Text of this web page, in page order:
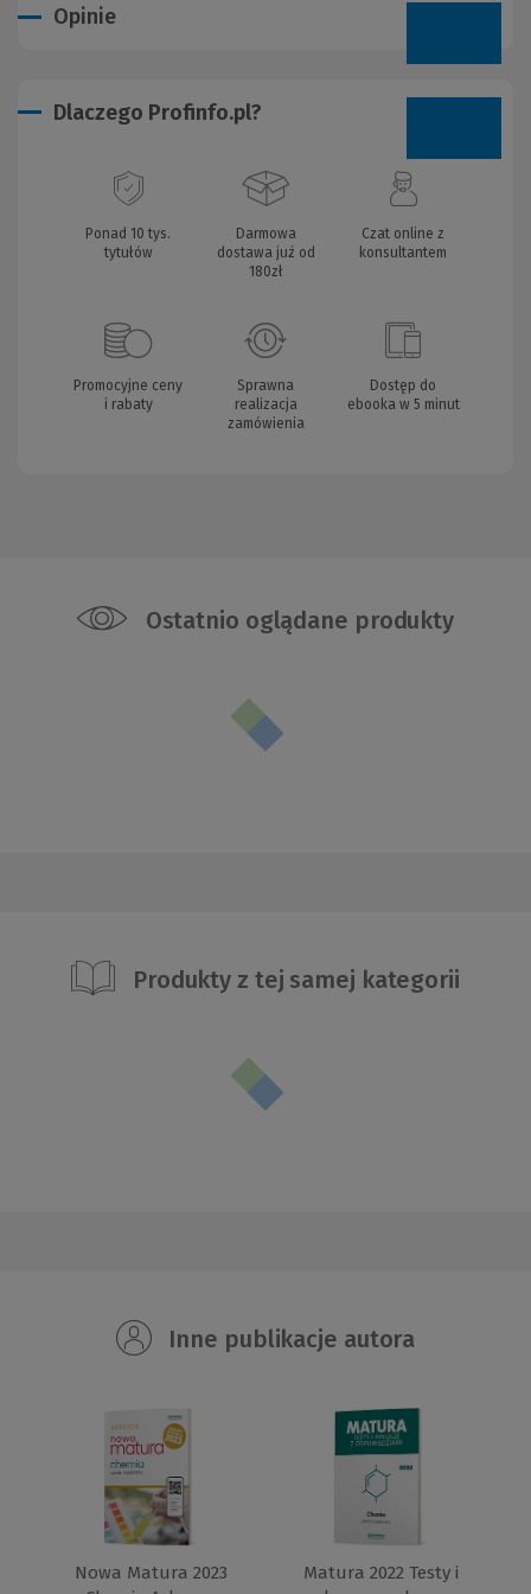
Opinie
Dlaczego Profinfo.pl?
Ponad 10 tys.
tytułów
Darmowa
dostawa już od
180zł
Czat online z
konsultantem
Promocyjne ceny
i rabaty
Sprawna
realizacja
zamówienia
Dostęp do
ebooka w 5 minut
Ostatnio oglądane produkty
Produkty z tej samej kategorii
Inne publikacje autora
Nowa Matura 2023
Matura 2022 Testy i